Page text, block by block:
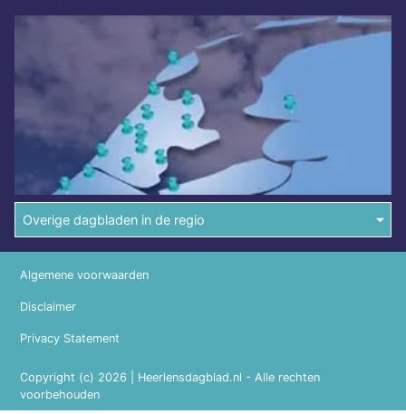
Overige dagbladen in de regio
Copyright (c) 2026 | Heerlensdagblad.nl - Alle rechten
voorbehouden
Algemene voorwaarden
Disclaimer
Privacy Statement